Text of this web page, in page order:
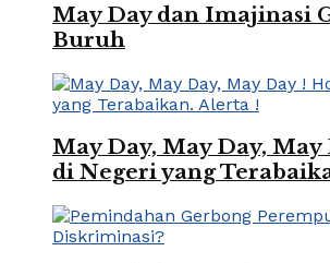
May Day dan Imajinasi
Buruh
May Day, May Day,
di Negeri yang